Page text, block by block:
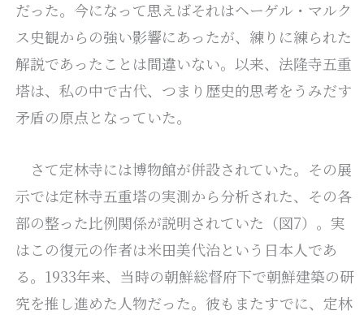
だった。今になって思えばそれはヘーゲル・マルク
ス史観からの強い影響にあったが、練りに練られた
解説であったことは間違いない。以来、法隆寺五重
塔は、私の中で古代、つまり歴史的思考をうみだす
矛盾の原点となっていた。
さて定林寺には博物館が併設されていた。その展
示では定林寺五重塔の実測から分析された、その各
部の整った比例関係が説明されていた（図7）。実
はこの復元の作者は米田美代治という日本人であ
る。1933年来、当時の朝鮮総督府下で朝鮮建築の研
究を推し進めた人物だった。彼もまたすでに、定林